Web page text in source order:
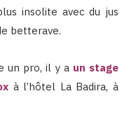
insolite avec du jus
betterave.
un pro, il y a un stage
à l’hôtel La Badira, à